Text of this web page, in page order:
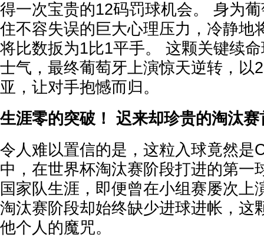
得一次宝贵的12码罚球机会。 身为
住不容失误的巨大心理压力，冷静地
将比数扳为1比1平手。 这颗关键续
士气，最终葡萄牙上演惊天逆转，以
亚，让对手抱憾而归。
生涯零的突破！ 迟来却珍贵的淘汰赛
令人难以置信的是，这粒入球竟然是
中，在世界杯淘汰赛阶段打进的第一
国家队生涯，即便曾在小组赛屡次上
淘汰赛阶段却始终缺少进球进帐，这
他个人的魔咒。